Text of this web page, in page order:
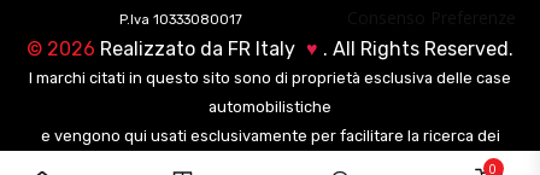
0
P.Iva 10333080017
© 2026 Realizzato da FR Italy ♥ . All Rights Reserved.
I marchi citati in questo sito sono di proprietà esclusiva delle case
automobilistiche
e vengono qui usati esclusivamente per facilitare la ricerca dei